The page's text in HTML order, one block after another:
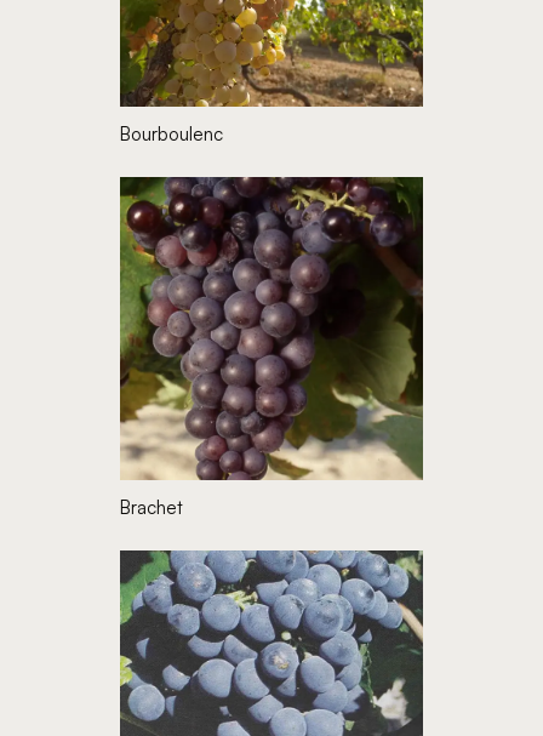
Bourboulenc
Brachet